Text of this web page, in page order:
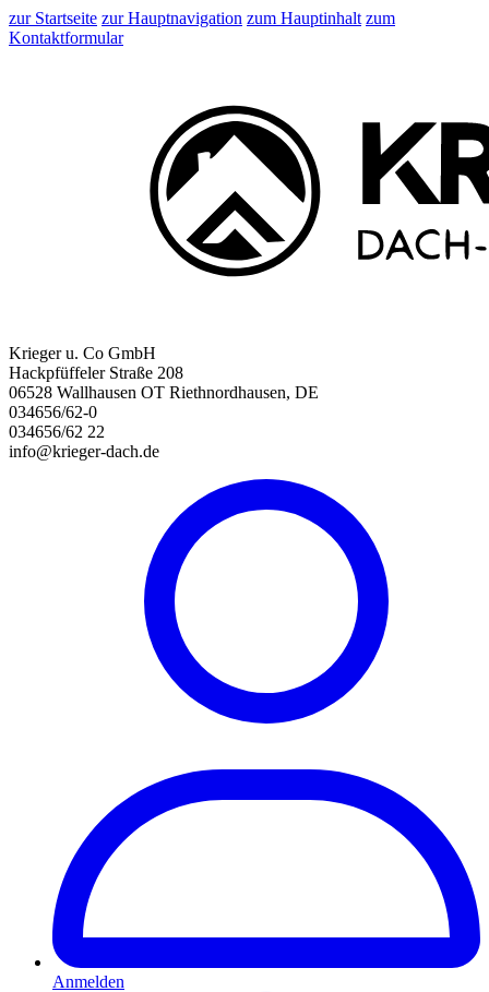
zur Startseite zur Hauptnavigation zum Hauptinhalt zum
Kontaktformular
Krieger u. Co GmbH
Hackpfüffeler Straße 208
06528 Wallhausen OT Riethnordhausen, DE
034656/62-0
034656/62 22
info@krieger-dach.de
Anmelden